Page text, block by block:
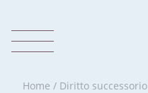
Home / Diritto successorio